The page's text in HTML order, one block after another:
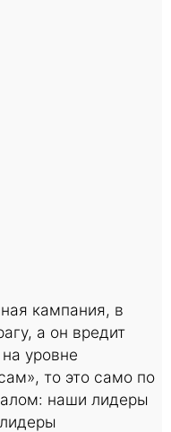
кампания, в
а он вредит
уровне
то это само по
наши лидеры